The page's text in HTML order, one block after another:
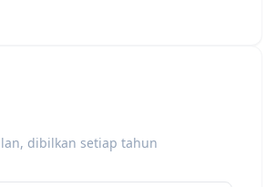
dibilkan setiap tahun